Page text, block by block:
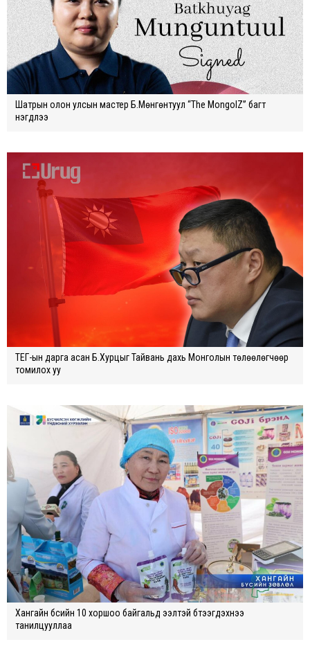
Шатрын олон улсын мастер Б.Мөнгөнтуул “The MongolZ” багт
нэгдлээ
ТЕГ-ын дарга асан Б.Хурцыг Тайвань дахь Монголын төлөөлөгчөөр
томилох уу
Хангайн бүсийн 10 хоршоо байгальд ээлтэй бүтээгдэхүүнээ
танилцууллаа